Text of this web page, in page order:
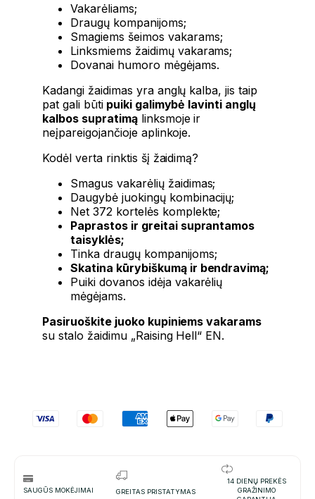
Vakarėliams;
Draugų kompanijoms;
Smagiems šeimos vakarams;
Linksmiems žaidimų vakarams;
Dovanai humoro mėgėjams.
Kadangi žaidimas yra anglų kalba, jis taip
pat gali būtipuiki galimybė lavinti anglų
kalbos supratimąlinksmoje ir
neįpareigojančioje aplinkoje.
Kodėl verta rinktis šį žaidimą?
Smagus vakarėlių žaidimas;
Daugybė juokingų kombinacijų;
Net 372 kortelės komplekte;
Paprastos ir greitai suprantamos
taisyklės;
Tinka draugų kompanijoms;
Skatina kūrybiškumą ir bendravimą;
Puiki dovanos idėja vakarėlių
mėgėjams.
Pasiruoškite juoko kupiniems vakarams
su stalo žaidimu „Raising Hell“ EN.
SAUGŪS MOKĖJIMAI GREITAS PRISTATYMAS
14 DIENŲ PREKĖS
GRAŽINIMO